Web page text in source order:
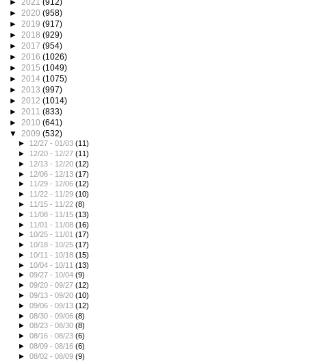
► 2021 (912)
► 2020 (958)
► 2019 (917)
► 2018 (929)
► 2017 (954)
► 2016 (1026)
► 2015 (1049)
► 2014 (1075)
► 2013 (997)
► 2012 (1014)
► 2011 (833)
► 2010 (641)
▼ 2009 (532)
► 12/27 - 01/03(11)
► 12/20 - 12/27(11)
► 12/13 - 12/20(12)
► 12/06 - 12/13(17)
► 11/29 - 12/06(12)
► 11/22 - 11/29(10)
► 11/15 - 11/22(8)
► 11/08 - 11/15(13)
► 11/01 - 11/08(16)
► 10/25 - 11/01(17)
► 10/18 - 10/25(17)
► 10/11 - 10/18(15)
► 10/04 - 10/11(13)
►09/27 - 10/04(9)
►09/20 - 09/27(12)
►09/13 - 09/20(10)
►09/06 - 09/13(12)
►08/30 - 09/06(8)
►08/23 - 08/30(8)
►08/16 - 08/23(6)
►08/09 - 08/16(6)
►08/02 - 08/09(9)